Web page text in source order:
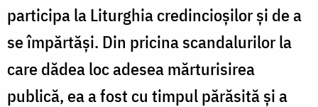
participa la Liturghia credincioşilor şi de a
se împărtăşi. Din pricina scandalurilor la
care dădea loc adesea mărturisirea
publică, ea a fost cu timpul părăsită şi a